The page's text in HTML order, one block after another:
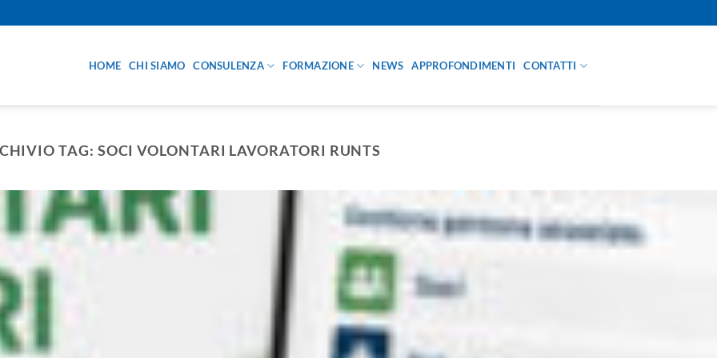
HOME CHI SIAMO CONSULENZA FORMAZIONE NEWS APPROFONDIMENTI CONTATTI
TAG: SOCI VOLONTARI LAVORATORI RUNTS